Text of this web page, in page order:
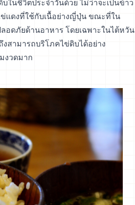
นชีวิตประจำวันด้วย ไม่ว่าจะเป็นข้าว
ข่แดงที่ใช้กับเนื้อย่างญี่ปุ่น ขณะที่ใน
อดภัยด้านอาหาร โดยเฉพาะในไต้หวัน
สามารถบริโภคไข่ดิบได้อย่าง
งวดมาก